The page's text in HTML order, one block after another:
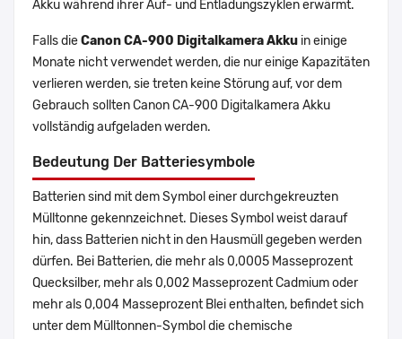
Akku während ihrer Auf- und Entladungszyklen erwärmt.
Falls dieCanon CA-900 Digitalkamera Akku in einige
Monate nicht verwendet werden, die nur einige Kapazitäten
verlieren werden, sie treten keine Störung auf, vor dem
Gebrauch sollten Canon CA-900 Digitalkamera Akku
vollständig aufgeladen werden.
Bedeutung Der Batteriesymbole
Batterien sind mit dem Symbol einer durchgekreuzten
Mülltonne gekennzeichnet. Dieses Symbol weist darauf
hin, dass Batterien nicht in den Hausmüll gegeben werden
dürfen. Bei Batterien, die mehr als 0,0005 Masseprozent
Quecksilber, mehr als 0,002 Masseprozent Cadmium oder
mehr als 0,004 Masseprozent Blei enthalten, befindet sich
unter dem Mülltonnen-Symbol die chemische